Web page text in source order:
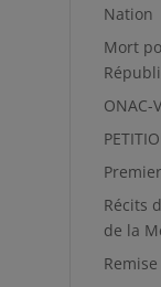
Nation
Mort
ONAC-
Récits
de la